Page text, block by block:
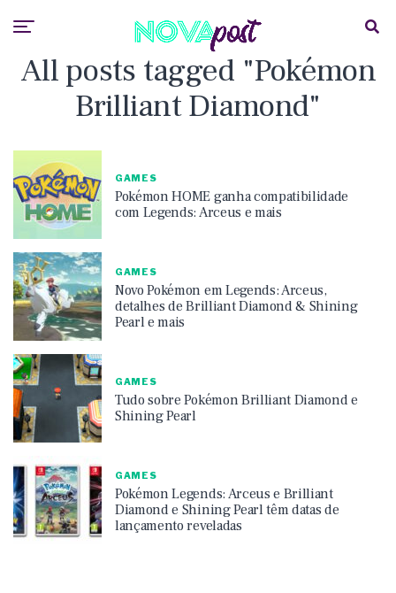
All posts tagged "Pokémon
Brilliant Diamond"
GAMES
Pokémon HOME ganha compatibilidade
com Legends: Arceus e mais
GAMES
Novo Pokémon em Legends: Arceus,
detalhes de Brilliant Diamond & Shining
Pearl e mais
GAMES
Tudo sobre Pokémon Brilliant Diamond e
Shining Pearl
GAMES
Pokémon Legends: Arceus e Brilliant
Diamond e Shining Pearl têm datas de
lançamento reveladas